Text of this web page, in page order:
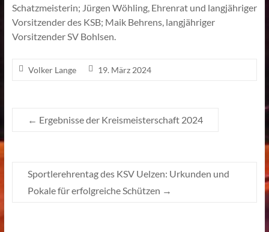
Schatzmeisterin; Jürgen Wöhling, Ehrenrat und langjähriger
Vorsitzender des KSB; Maik Behrens, langjähriger
Vorsitzender SV Bohlsen.
Volker Lange 19. März 2024
← Ergebnisse der Kreismeisterschaft 2024
Sportlerehrentag des KSV Uelzen: Urkunden und
Pokale für erfolgreiche Schützen →